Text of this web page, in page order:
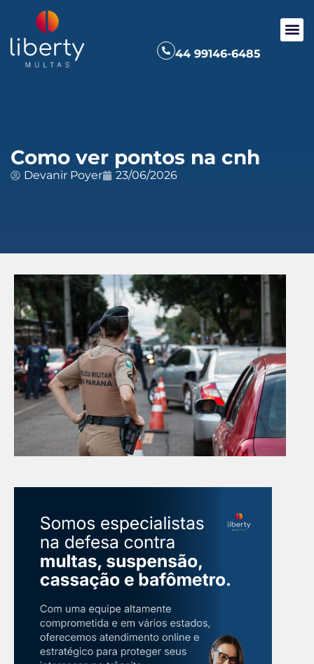
44 99146-6485
Como ver pontos na cnh
Devanir Poyer 23/06/2026